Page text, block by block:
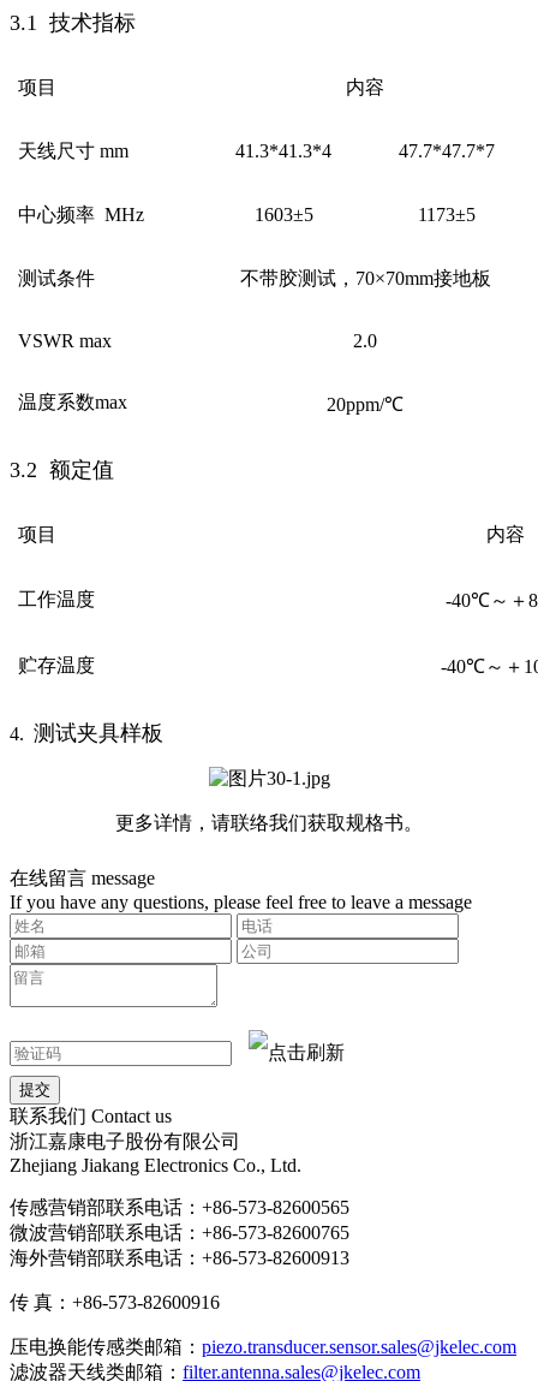
3.1 技术指标
项目 内容
天线尺寸 mm 41.3*41.3*4 47.7*47.7*7
中心频率 MHz 1603±5 1173±5
测试条件 不带胶测试，70×70mm接地板
VSWR max 2.0
温度系数max 20ppm/℃
3.2 额定值
项目 内容
工作温度 -40℃～＋
贮存温度 -40℃～＋
4. 测试夹具样板
更多详情，请联络我们获取规格书。
在线留言 message
If you have any questions, please feel free to leave a message
联系我们 Contact us
浙江嘉康电子股份有限公司
Zhejiang Jiakang Electronics Co., Ltd.
传感营销部联系电话：+86-573-82600565
微波营销部联系电话：+86-573-82600765
海外营销部联系电话：+86-573-82600913
传 真：+86-573-82600916
压电换能传感类邮箱： piezo.transducer.sensor.sales@jkelec.com
滤波器天线类邮箱： filter.antenna.sales@jkelec.com